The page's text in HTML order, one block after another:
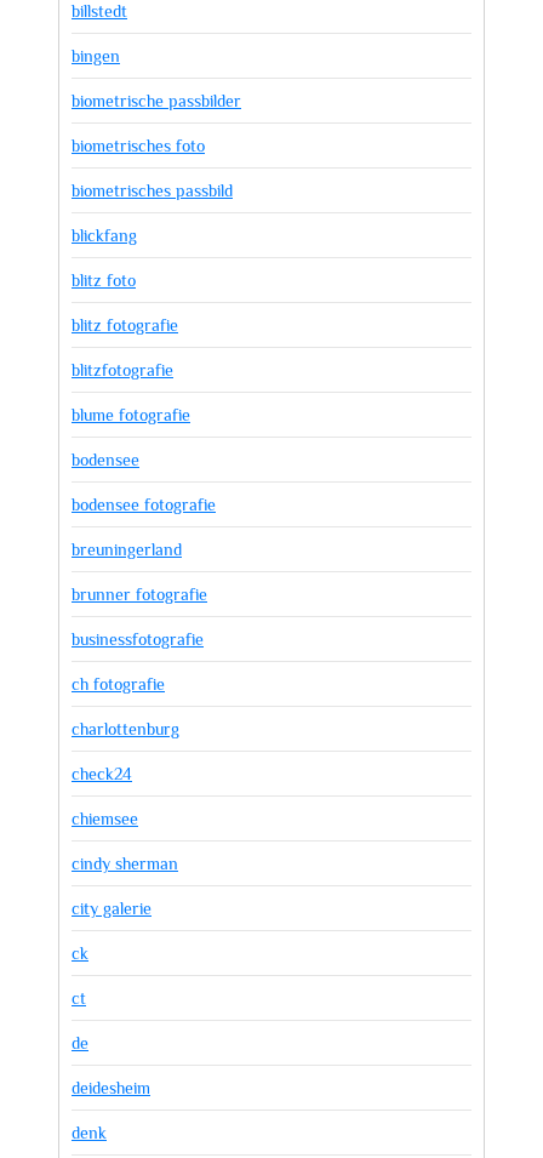
billstedt
bingen
biometrische passbilder
biometrisches foto
biometrisches passbild
blickfang
blitz foto
blitz fotografie
blitzfotografie
blume fotografie
bodensee
bodensee fotografie
breuningerland
brunner fotografie
businessfotografie
ch fotografie
charlottenburg
check24
chiemsee
cindy sherman
city galerie
ck
ct
de
deidesheim
denk